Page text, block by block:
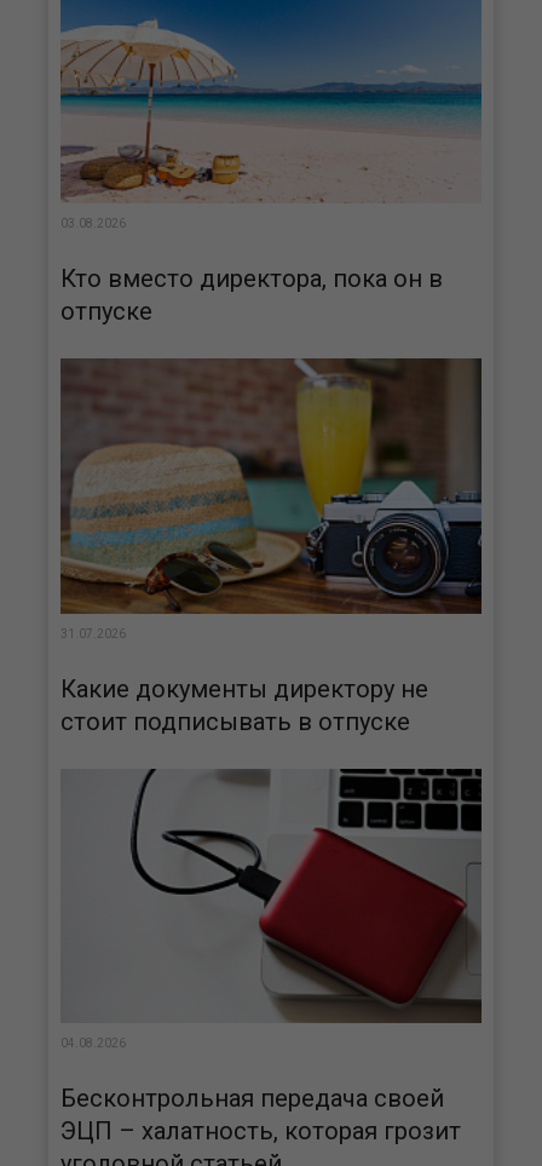
03.08.2026
Кто вместо директора, пока он в
отпуске
31.07.2026
Какие документы директору не
стоит подписывать в отпуске
04.08.2026
Бесконтрольная передача своей
ЭЦП – халатность, которая грозит